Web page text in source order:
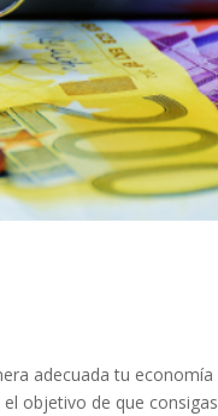
adecuada tu economía
objetivo de que consigas